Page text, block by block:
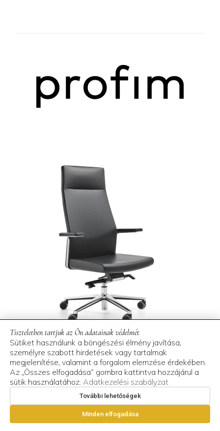
Profim Myturn
executive chair
Tiszteletben tartjuk az Ön adatainak védelmét
Sütiket használunk a böngészési élmény javítása,
személyre szabott hirdetések vagy tartalmak
megjelenítése, valamint a forgalom elemzése érdekében.
Az „Összes elfogadása” gombra kattintva hozzájárul a
sütik használatához. Adatkezelési szabályzat
További lehetőségek
Minden elfogadása